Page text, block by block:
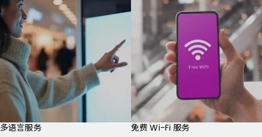
多语言服务 免费 Wi-Fi 服务